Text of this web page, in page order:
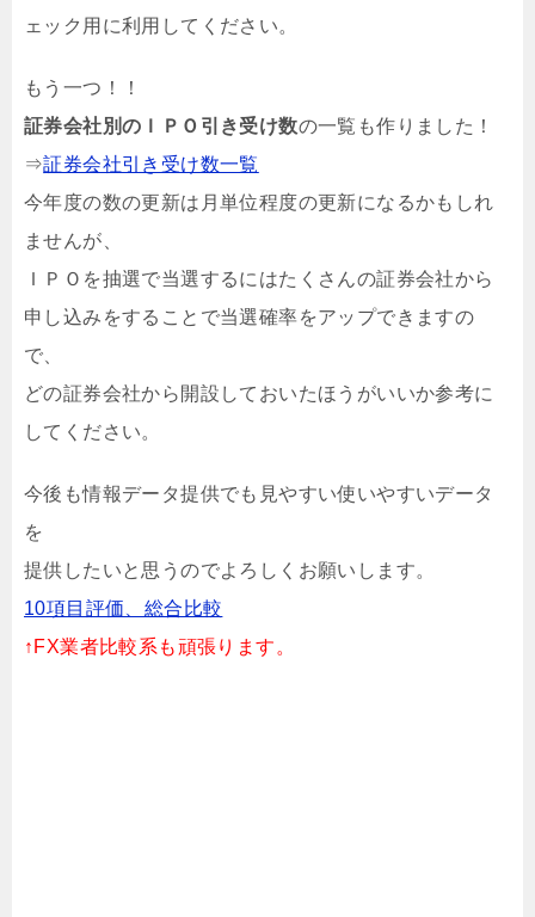
ェック用に利用してください。
もう一つ！！
証券会社別のＩＰＯ引き受け数の一覧も作りました！
⇒証券会社引き受け数一覧
今年度の数の更新は月単位程度の更新になるかもしれ
ませんが、
ＩＰＯを抽選で当選するにはたくさんの証券会社から
申し込みをすることで当選確率をアップできますの
で、
どの証券会社から開設しておいたほうがいいか参考に
してください。
今後も情報データ提供でも見やすい使いやすいデータ
を
提供したいと思うのでよろしくお願いします。
10項目評価、総合比較
↑FX業者比較系も頑張ります。